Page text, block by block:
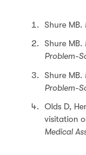
Shure MB.
Shure MB.
Problem-
Shure MB.
Problem-
Olds D,
visitation
Medical